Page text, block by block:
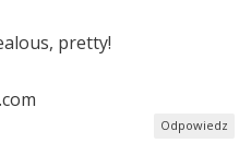
pretty!
Odpowiedz